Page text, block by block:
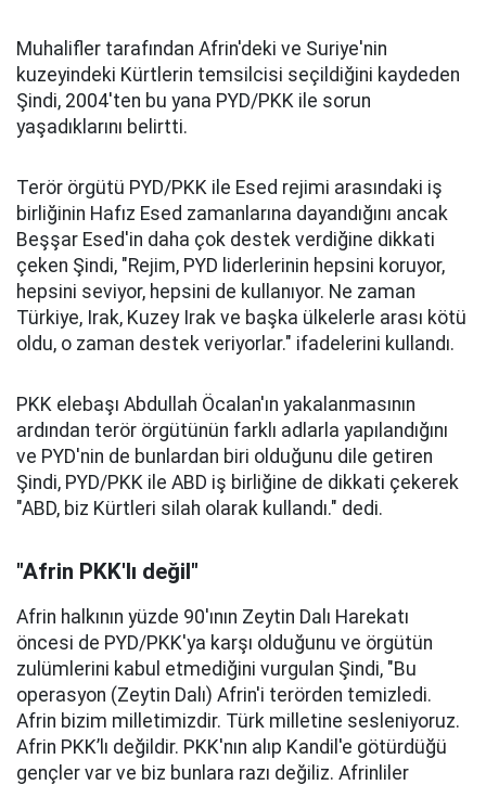
Muhalifler tarafından Afrin'deki ve Suriye'nin
kuzeyindeki Kürtlerin temsilcisi seçildiğini kaydeden
Şindi, 2004'ten bu yana PYD/PKK ile sorun
yaşadıklarını belirtti.
Terör örgütü PYD/PKK ile Esed rejimi arasındaki iş
birliğinin Hafız Esed zamanlarına dayandığını ancak
Beşşar Esed'in daha çok destek verdiğine dikkati
çeken Şindi, "Rejim, PYD liderlerinin hepsini koruyor,
hepsini seviyor, hepsini de kullanıyor. Ne zaman
Türkiye, Irak, Kuzey Irak ve başka ülkelerle arası kötü
oldu, o zaman destek veriyorlar." ifadelerini kullandı.
PKK elebaşı Abdullah Öcalan'ın yakalanmasının
ardından terör örgütünün farklı adlarla yapılandığını
ve PYD'nin de bunlardan biri olduğunu dile getiren
Şindi, PYD/PKK ile ABD iş birliğine de dikkati çekerek
"ABD, biz Kürtleri silah olarak kullandı." dedi.
"Afrin PKK'lı değil"
Afrin halkının yüzde 90'ının Zeytin Dalı Harekatı
öncesi de PYD/PKK'ya karşı olduğunu ve örgütün
zulümlerini kabul etmediğini vurgulan Şindi, "Bu
operasyon (Zeytin Dalı) Afrin'i terörden temizledi.
Afrin bizim milletimizdir. Türk milletine sesleniyoruz.
Afrin PKK’lı değildir. PKK'nın alıp Kandil'e götürdüğü
gençler var ve biz bunlara razı değiliz. Afrinliler